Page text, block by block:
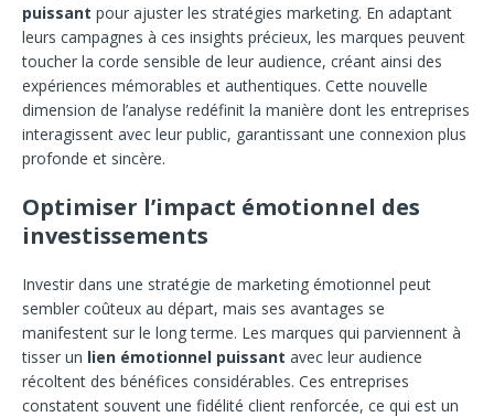
puissant pour ajuster les stratégies marketing. En adaptant
leurs campagnes à ces insights précieux, les marques peuvent
toucher la corde sensible de leur audience, créant ainsi des
expériences mémorables et authentiques. Cette nouvelle
dimension de l’analyse redéfinit la manière dont les entreprises
interagissent avec leur public, garantissant une connexion plus
profonde et sincère.
Optimiser l’impact émotionnel des
investissements
Investir dans une stratégie de marketing émotionnel peut
sembler coûteux au départ, mais ses avantages se
manifestent sur le long terme. Les marques qui parviennent à
tisser un lien émotionnel puissant avec leur audience
récoltent des bénéfices considérables. Ces entreprises
constatent souvent une fidélité client renforcée, ce qui est un